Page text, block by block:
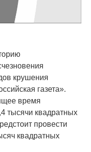
крушения
газета».
время
тысячи квадратных
провести
квадратных